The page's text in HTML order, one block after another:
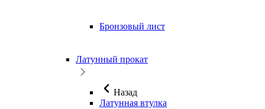
Бронзовый лист
Латунный прокат
Назад
Латунная втулка